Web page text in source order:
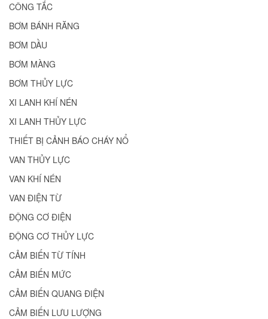
CÔNG TẮC
BƠM BÁNH RĂNG
BƠM DẦU
BƠM MÀNG
BƠM THỦY LỰC
XI LANH KHÍ NÉN
XI LANH THỦY LỰC
THIẾT BỊ CẢNH BÁO CHÁY NỔ
VAN THỦY LỰC
VAN KHÍ NÉN
VAN ĐIỆN TỪ
ĐỘNG CƠ ĐIỆN
ĐỘNG CƠ THỦY LỰC
CẢM BIẾN TỪ TÍNH
CẢM BIẾN MỨC
CẢM BIẾN QUANG ĐIỆN
CẢM BIẾN LƯU LƯỢNG